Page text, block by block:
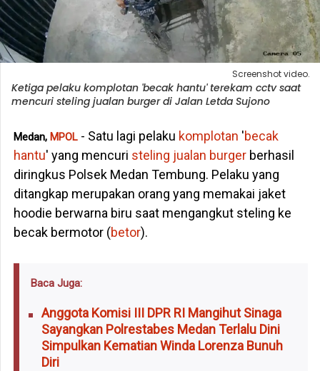
Screenshot video.
Ketiga pelaku komplotan 'becak hantu' terekam cctv saat
mencuri steling jualan burger di Jalan Letda Sujono
Medan, MPOL- Satu lagi pelaku komplotan 'becak
hantu' yang mencuri steling jualan burgerberhasil
diringkus Polsek Medan Tembung. Pelaku yang
ditangkap merupakan orang yang memakai jaket
hoodie berwarna biru saat mengangkut steling ke
becak bermotor (betor).
Baca Juga:
Anggota Komisi III DPR RI Mangihut Sinaga
Sayangkan Polrestabes Medan Terlalu Dini
Simpulkan Kematian Winda Lorenza Bunuh
Diri